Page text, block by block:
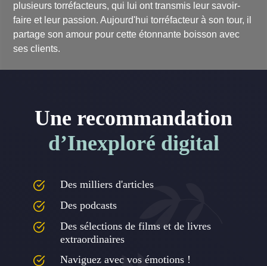
plusieurs torréfacteurs, qui lui ont transmis leur savoir-
faire et leur passion. Aujourd'hui torréfacteur à son tour, il
partage son amour pour cette étonnante boisson avec
ses clients.
Une recommandation
d’Inexploré digital
Des milliers d'articles
Des podcasts
Des sélections de films et de livres
extraordinaires
Naviguez avec vos émotions !